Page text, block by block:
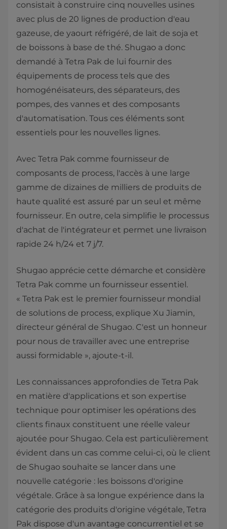
consistait à construire cinq nouvelles usines
avec plus de 20 lignes de production d'eau
gazeuse, de yaourt réfrigéré, de lait de soja et
de boissons à base de thé. Shugao a donc
demandé à Tetra Pak de lui fournir des
équipements de process tels que des
homogénéisateurs, des séparateurs, des
pompes, des vannes et des composants
d'automatisation. Tous ces éléments sont
essentiels pour les nouvelles lignes.
Avec Tetra Pak comme fournisseur de
composants de process, l'accès à une large
gamme de dizaines de milliers de produits de
haute qualité est assuré par un seul et même
fournisseur. En outre, cela simplifie le processus
d'achat de l'intégrateur et permet une livraison
rapide 24 h/24 et 7 j/7.
Shugao apprécie cette démarche et considère
Tetra Pak comme un fournisseur essentiel.
« Tetra Pak est le premier fournisseur mondial
de solutions de process, explique Xu Jiamin,
directeur général de Shugao. C'est un honneur
pour nous de travailler avec une entreprise
aussi formidable », ajoute-t-il.
Les connaissances approfondies de Tetra Pak
en matière d'applications et son expertise
technique pour optimiser les opérations des
clients finaux constituent une réelle valeur
ajoutée pour Shugao. Cela est particulièrement
évident dans un cas comme celui-ci, où le client
de Shugao souhaite se lancer dans une
nouvelle catégorie : les boissons d'origine
végétale. Grâce à sa longue expérience dans la
catégorie des produits d'origine végétale, Tetra
Pak dispose d'un avantage concurrentiel et se